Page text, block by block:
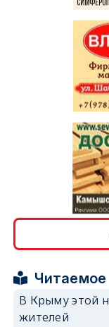
Читаемое
В Крыму этой
жителей